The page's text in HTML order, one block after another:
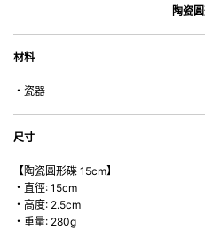
• 合乎食用安全的塗層表面，幾乎不黏
*不可直接用於熱源上
陶瓷
材料
・瓷器
尺寸
【陶瓷圓形碟 15cm】
・直徑: 15cm
・高度: 2.5cm
・重量: 280g